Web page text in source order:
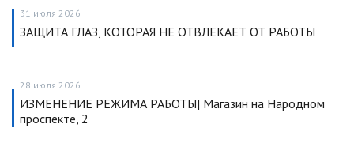
31 июля 2026
ЗАЩИТА ГЛАЗ, КОТОРАЯ НЕ ОТВЛЕКАЕТ ОТ РАБОТЫ
28 июля 2026
ИЗМЕНЕНИЕ РЕЖИМА РАБОТЫ| Магазин на Народном
проспекте, 2